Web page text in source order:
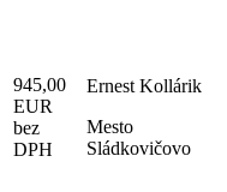
945,00
EUR
bez
DPH
Ernest Kollárik
Mesto
Sládkovičovo